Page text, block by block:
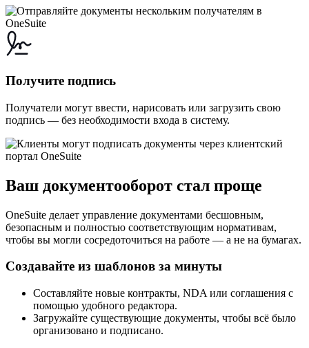
Получите подпись
Получатели могут ввести, нарисовать или загрузить свою
подпись — без необходимости входа в систему.
Ваш документооборот стал проще
OneSuite делает управление документами бесшовным,
безопасным и полностью соответствующим нормативам,
чтобы вы могли сосредоточиться на работе — а не на бумагах.
Создавайте из шаблонов за минуты
Составляйте новые контракты, NDA или соглашения с
помощью удобного редактора.
Загружайте существующие документы, чтобы всё было
организовано и подписано.